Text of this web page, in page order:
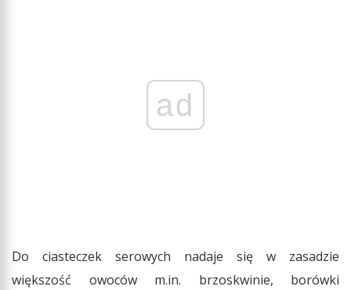
ad
Do ciasteczek serowych nadaje się w zasadzie
większość owoców m.in. brzoskwinie, borówki